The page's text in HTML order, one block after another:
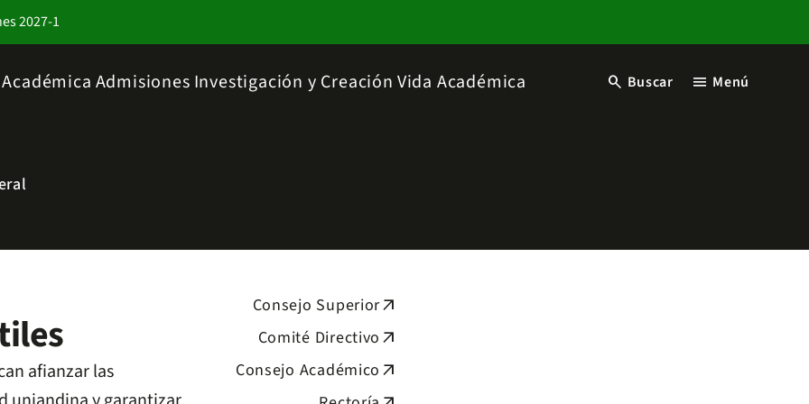
2027-1
Admisiones Investigación y Creación Vida Académica search Buscar menu Menú
afianzar las
Consejo Superiorarrow_outward
Comité Directivo arrow_outward
Consejo Académico arrow_outward